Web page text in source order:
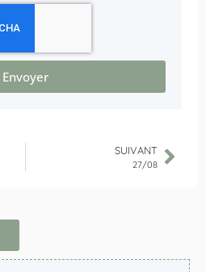
Envoyer
SUIVANT
27/08